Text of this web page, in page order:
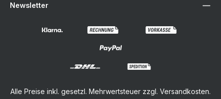
Newsletter
Alle Preise inkl. gesetzl. Mehrwertsteuer zzgl. Versandkosten.